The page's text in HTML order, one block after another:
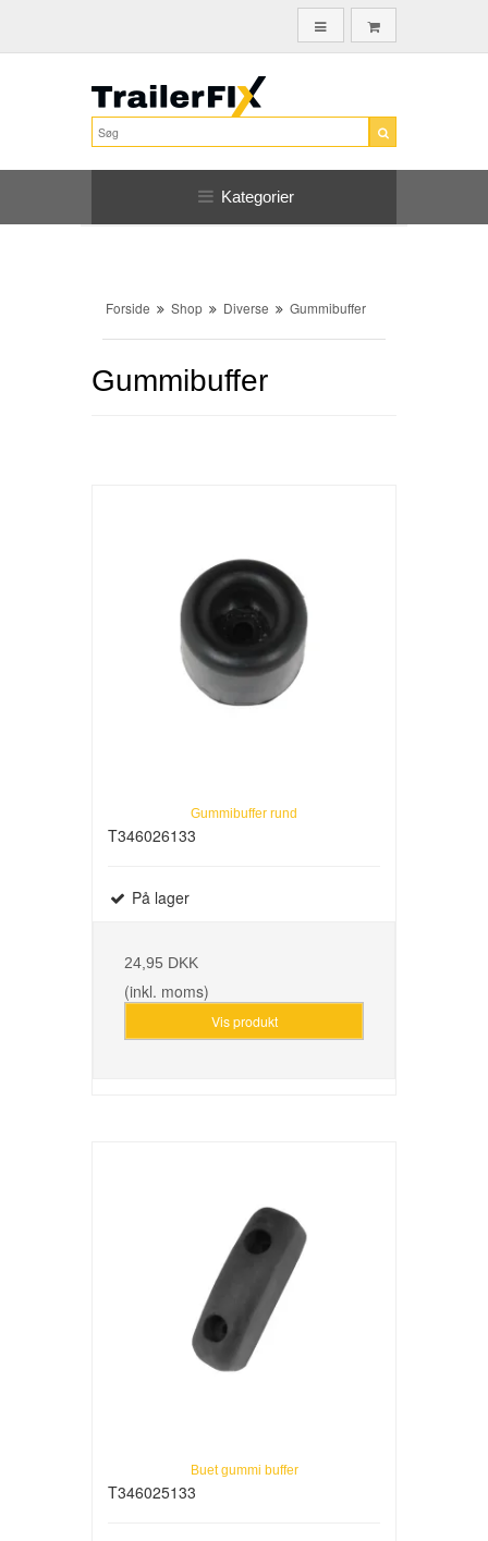
Kategorier
Forside Shop Diverse Gummibuffer
Gummibuffer
Gummibuffer rund
T346026133
På lager
24,95 DKK
(inkl. moms)
Vis produkt
Buet gummi buffer
T346025133